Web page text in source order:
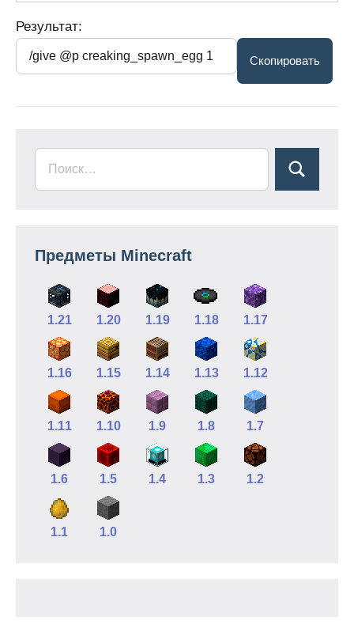
Результат:
Предметы Minecraft
1.21 1.20 1.19 1.18 1.17
1.16 1.15 1.14 1.13 1.12
1.11 1.10 1.9 1.8 1.7
1.6 1.5 1.4 1.3 1.2
1.1 1.0